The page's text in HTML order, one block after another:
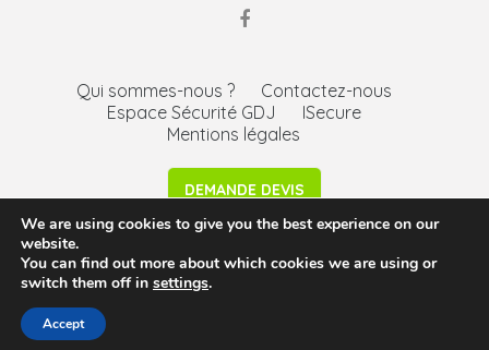
Qui sommes-nous ?
Contactez-nous
Espace Sécurité GDJ
ISecure
Mentions légales
DEMANDE DEVIS
Siège social : 232 Avenue de l’Epinette – 33500 Libourne -
Agence Bassin d’Arcachon - ©2026 -
We are using cookies to give you the best experience on our
website.
You can find out more about which cookies we are using or
switch them off in settings.
Accept